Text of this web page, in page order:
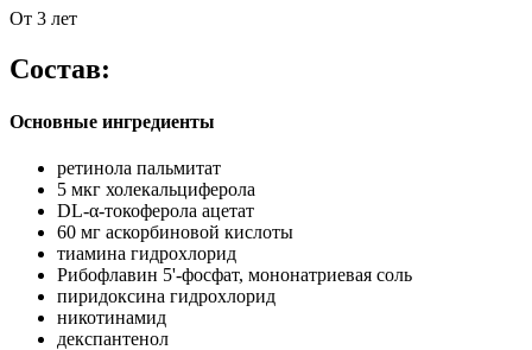
От 3 лет
Состав:
Основные ингредиенты
ретинола пальмитат
5 мкг холекальциферола
DL-α-токоферола ацетат
60 мг аскорбиновой кислоты
тиамина гидрохлорид
Рибофлавин 5'-фосфат, мононатриевая соль
пиридоксина гидрохлорид
никотинамид
декспантенол